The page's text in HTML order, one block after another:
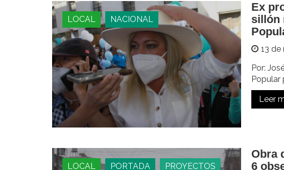
LOCAL NACIONAL
Ex
sillón
13 de
Por:
Popular
Leer
LOCAL PORTADA PROYECTOS
Obra
6